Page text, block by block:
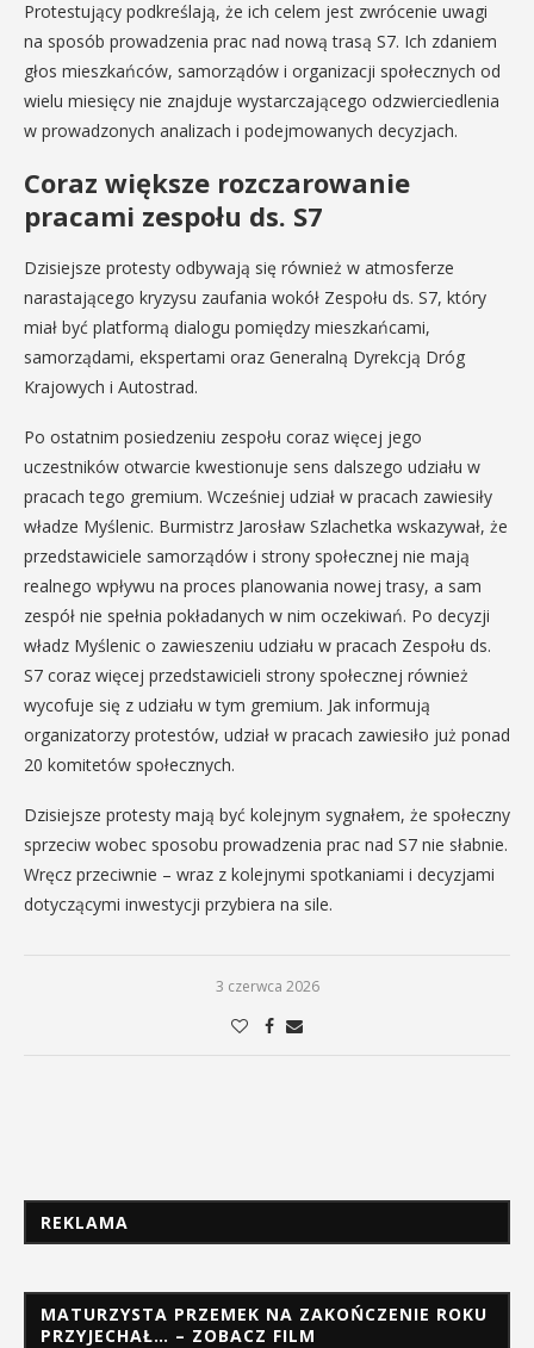
Protestujący podkreślają, że ich celem jest zwrócenie uwagi
na sposób prowadzenia prac nad nową trasą S7. Ich zdaniem
głos mieszkańców, samorządów i organizacji społecznych od
wielu miesięcy nie znajduje wystarczającego odzwierciedlenia
w prowadzonych analizach i podejmowanych decyzjach.
Coraz większe rozczarowanie
pracami zespołu ds. S7
Dzisiejsze protesty odbywają się również w atmosferze
narastającego kryzysu zaufania wokół Zespołu ds. S7, który
miał być platformą dialogu pomiędzy mieszkańcami,
samorządami, ekspertami oraz Generalną Dyrekcją Dróg
Krajowych i Autostrad.
Po ostatnim posiedzeniu zespołu coraz więcej jego
uczestników otwarcie kwestionuje sens dalszego udziału w
pracach tego gremium. Wcześniej udział w pracach zawiesiły
władze Myślenic. Burmistrz Jarosław Szlachetka wskazywał, że
przedstawiciele samorządów i strony społecznej nie mają
realnego wpływu na proces planowania nowej trasy, a sam
zespół nie spełnia pokładanych w nim oczekiwań. Po decyzji
władz Myślenic o zawieszeniu udziału w pracach Zespołu ds.
S7 coraz więcej przedstawicieli strony społecznej również
wycofuje się z udziału w tym gremium. Jak informują
organizatorzy protestów, udział w pracach zawiesiło już ponad
20 komitetów społecznych.
Dzisiejsze protesty mają być kolejnym sygnałem, że społeczny
sprzeciw wobec sposobu prowadzenia prac nad S7 nie słabnie.
Wręcz przeciwnie – wraz z kolejnymi spotkaniami i decyzjami
dotyczącymi inwestycji przybiera na sile.
3 czerwca 2026
REKLAMA
MATURZYSTA PRZEMEK NA ZAKOŃCZENIE ROKU
PRZYJECHAŁ… – ZOBACZ FILM